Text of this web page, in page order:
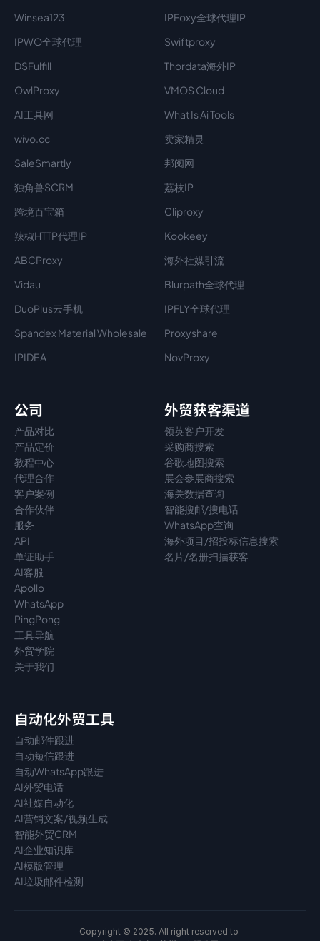
Winsea123
IPFoxy全球代理IP
IPWO全球代理
Swiftproxy
DSFulfill
Thordata海外IP
OwlProxy
VMOS Cloud
AI工具网
What Is Ai Tools
wivo.cc
卖家精灵
SaleSmartly
邦阅网
独角兽SCRM
荔枝IP
跨境百宝箱
Cliproxy
辣椒HTTP代理IP
Kookeey
ABCProxy
海外社媒引流
Vidau
Blurpath全球代理
DuoPlus云手机
IPFLY全球代理
Spandex Material Wholesale​
Proxyshare
IPIDEA
NovProxy
公司
产品对比
产品定价
教程中心
代理合作
客户案例
合作伙伴
服务
API
单证助手
AI客服
Apollo
WhatsApp
PingPong
工具导航
外贸学院
关于我们
外贸获客渠道
领英客户开发
采购商搜索
谷歌地图搜索
展会参展商搜索
海关数据查询
智能搜邮/搜电话
WhatsApp查询
海外项目/招投标信息搜索
名片/名册扫描获客
自动化外贸工具
自动邮件跟进
自动短信跟进
自动WhatsApp跟进
AI外贸电话
AI社媒自动化
AI营销文案/视频生成
智能外贸CRM
AI企业知识库
AI模版管理
AI垃圾邮件检测
Copyright © 2025. All right reserved to